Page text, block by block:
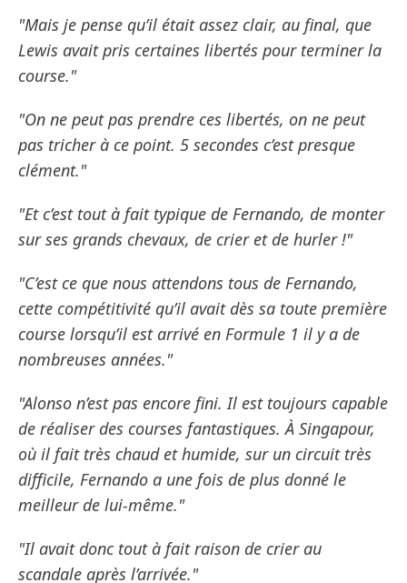
"Mais je pense qu’il était assez clair, au final, que
Lewis avait pris certaines libertés pour terminer la
course."
"On ne peut pas prendre ces libertés, on ne peut
pas tricher à ce point. 5 secondes c’est presque
clément."
"Et c’est tout à fait typique de Fernando, de monter
sur ses grands chevaux, de crier et de hurler !"
"C’est ce que nous attendons tous de Fernando,
cette compétitivité qu’il avait dès sa toute première
course lorsqu’il est arrivé en Formule 1 il y a de
nombreuses années."
"Alonso n’est pas encore fini. Il est toujours capable
de réaliser des courses fantastiques. À Singapour,
où il fait très chaud et humide, sur un circuit très
difficile, Fernando a une fois de plus donné le
meilleur de lui-même."
"Il avait donc tout à fait raison de crier au
scandale après l’arrivée."